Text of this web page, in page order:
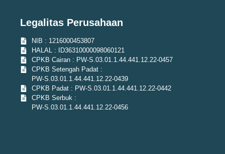
Legalitas Perusahaan
NIB : 1216000453807
HALAL : ID36310000098060121
CPKB Cairan : PW-S.03.01.1.44.441.12.22-0457
CPKB Setengah Padat :
PW-S.03.01.1.44.441.12.22-0439
CPKB Padat : PW-S.03.01.1.44.441.12.22-0442
CPKB Serbuk :
PW-S.03.01.1.44.441.12.22-0456